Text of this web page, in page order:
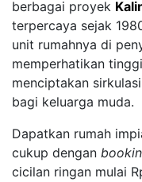
berbagai proyek
terpercaya sejak
unit rumahnya di
memperhatikan
menciptakan
bagi keluarga muda.
Dapatkan rumah
cukup dengan
cicilan ringan mulai